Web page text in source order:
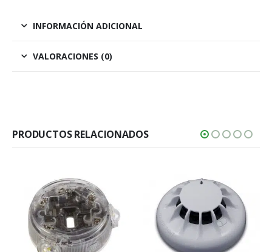
INFORMACIÓN ADICIONAL
VALORACIONES (0)
PRODUCTOS RELACIONADOS